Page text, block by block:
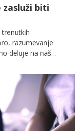
zasluži biti
razumevanje
deluje na naše
tudi dobri
In prav zato je
sebe kot tudi do
s psihologinjo,
svojo